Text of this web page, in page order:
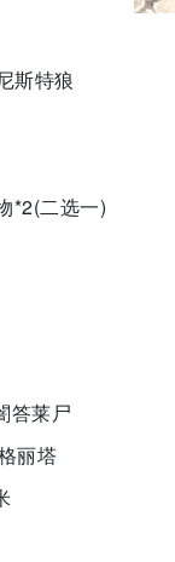
斯特狼
二选一)
莱尸
丽塔